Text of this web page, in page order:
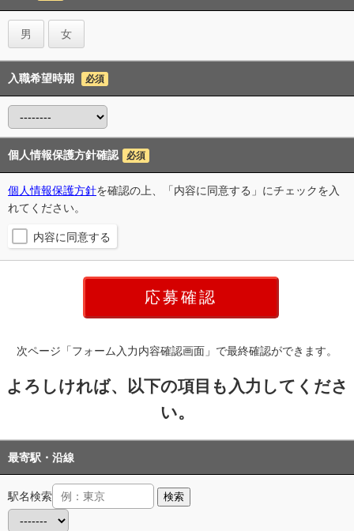
男 女
入職希望時期 必須
個人情報保護方針確認 必須
個人情報保護方針を確認の上、「内容に同意する」にチェックを入
れてください。
内容に同意する
次ページ「フォーム入力内容確認画面」で最終確認ができます。
よろしければ、以下の項目も入力してくださ
い。
最寄駅・沿線
駅名検索 検索